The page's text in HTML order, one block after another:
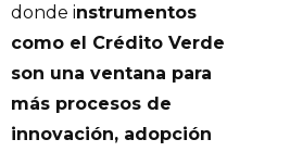
donde instrumentos
como el Crédito Verde
son una ventana para
más procesos de
innovación, adopción